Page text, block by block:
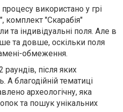
використано у грі
комплект "Скарабія"
та індивідуальні поля. Але в
та довше, оскільки поля
обмеження.
після яких
благодійній тематиці
археологічну, яка
та пошук унікальних